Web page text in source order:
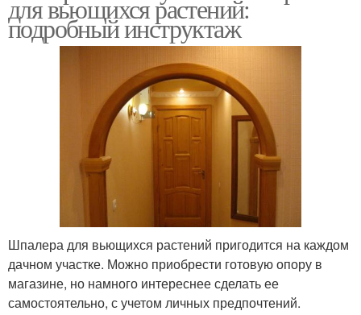
для вьющихся растений:
подробный инструктаж
Шпалера для вьющихся растений пригодится на каждом
дачном участке. Можно приобрести готовую опору в
магазине, но намного интереснее сделать ее
самостоятельно, с учетом личных предпочтений.